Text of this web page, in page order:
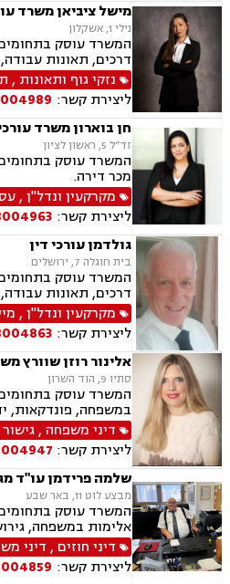
מישל ציביאן משרד
נילי 1, אשקלון
המשרד עוסק
דרכים, תאונות
נכי צה"ל, נזקי רכוש,
מתמשך, תאונות עקב
נזקי גוף ותאונות ,
ליצירת קשר:
חן בוארון משרד
זד”ל 5, ראשון לציון
המשרד עוסק
מכר דירה.
מקרקעין ונדל"ן,
ליצירת קשר:
גולדמן עורכי דין
בית חוגלה 7, ירושלים
המשרד עוסק
דרכים, תאונות
עבודה, תאונות עקב
רכוש, ביטוח לאומי,
ונדל"ן, אזרחות זרה
ספורט, לשון הרע,
מקרקעין ונדל"ן,
ליצירת קשר:
אלינור רוזן שוורץ
סתיו 9, הוד השרון
המשרד עוסק
במשפחה, פונדקאות,
פונדקאות חו"ל
חלוקת רכוש, מעמד
זמני שהות, ניכור
מתמשך, ירושות
דיני משפחה ,
ליצירת קשר:
שלמה פרידמן עו"ד
מבצע לוט 11, באר שבע
המשרד עוסק
אלימות במשפחה,
ראיה, מזונות, ירושות
במשפחה, חדלות
בהריון, עסקאות מכר
דיני חוזים , דיני
ליצירת קשר: